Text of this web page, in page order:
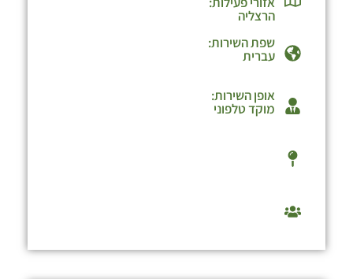
הרצליה
שפת השירות:
עברית
אופן השירות:
מוקד טלפוני